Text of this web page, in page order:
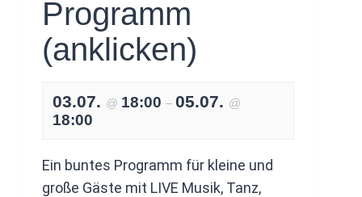
Programm
(anklicken)
03.07. @ 18:00 – 05.07. @
18:00
Ein buntes Programm für kleine und
große Gäste mit LIVE Musik, Tanz,